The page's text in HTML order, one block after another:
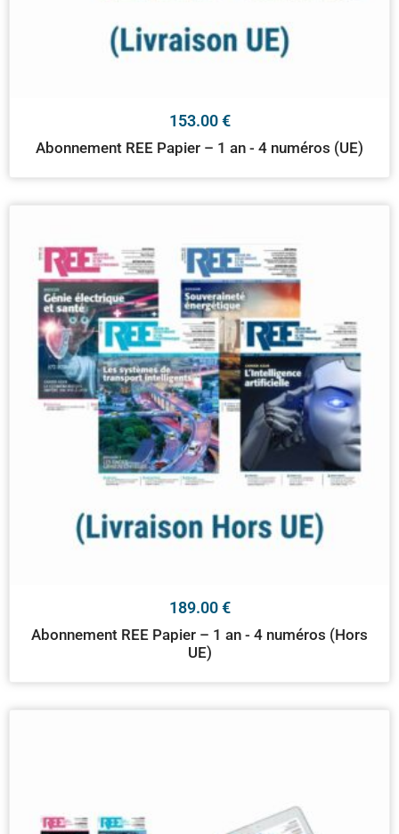
153.00€
Abonnement REE Papier – 1 an - 4 numéros (UE)
189.00€
Abonnement REE Papier – 1 an - 4 numéros (Hors
UE)